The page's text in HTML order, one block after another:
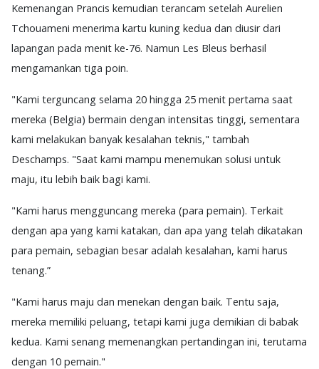
Kemenangan Prancis kemudian terancam setelah Aurelien
Tchouameni menerima kartu kuning kedua dan diusir dari
lapangan pada menit ke-76. Namun Les Bleus berhasil
mengamankan tiga poin.
"Kami terguncang selama 20 hingga 25 menit pertama saat
mereka (Belgia) bermain dengan intensitas tinggi, sementara
kami melakukan banyak kesalahan teknis," tambah
Deschamps. "Saat kami mampu menemukan solusi untuk
maju, itu lebih baik bagi kami.
"Kami harus mengguncang mereka (para pemain). Terkait
dengan apa yang kami katakan, dan apa yang telah dikatakan
para pemain, sebagian besar adalah kesalahan, kami harus
tenang.”
"Kami harus maju dan menekan dengan baik. Tentu saja,
mereka memiliki peluang, tetapi kami juga demikian di babak
kedua. Kami senang memenangkan pertandingan ini, terutama
dengan 10 pemain."